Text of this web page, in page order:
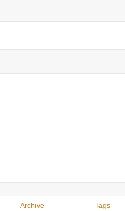
Archive Tags